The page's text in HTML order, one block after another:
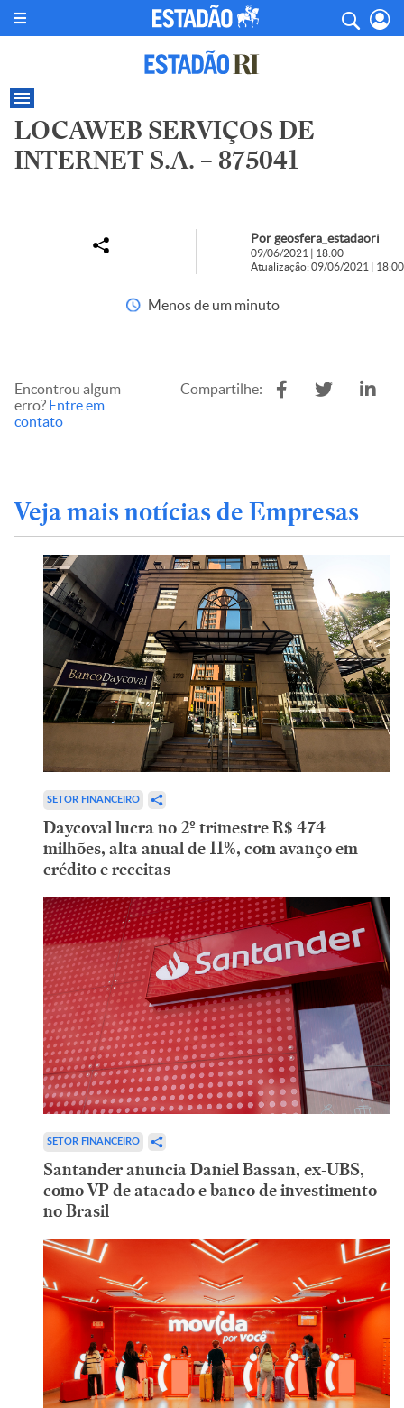
LOCAWEB SERVIÇOS DE
INTERNET S.A. – 875041
Por geosfera_estadaori
09/06/2021 | 18:00
Atualização: 09/06/2021 | 18:00
Menos de um minuto
Encontrou algum
erro? Entre em
contato
Compartilhe:
Veja mais notícias de Empresas
SETOR FINANCEIRO
Daycoval lucra no 2º trimestre R$ 474
milhões, alta anual de 11%, com avanço em
crédito e receitas
SETOR FINANCEIRO
Santander anuncia Daniel Bassan, ex-UBS,
como VP de atacado e banco de investimento
no Brasil